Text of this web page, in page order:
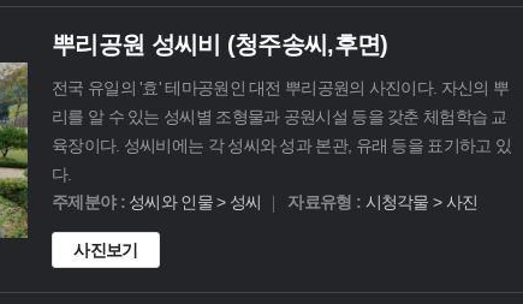
뿌리공원 성씨비 (청주송씨,후면)
전국 유일의 '효' 테마공원인 대전 뿌리공원의 사진이다. 자신의 뿌
리를 알 수 있는 성씨별 조형물과 공원시설 등을 갖춘 체험학습 교
육장이다. 성씨비에는 각 성씨와 성과 본관, 유래 등을 표기하고 있
다.
주제분야 :성씨와 인물 > 성씨 자료유형 : 시청각물 > 사진
사진보기